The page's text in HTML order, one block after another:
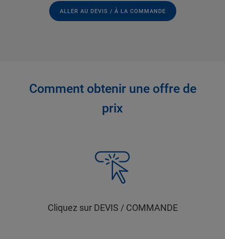
ALLER AU DEVIS / À LA COMMANDE
Comment obtenir une offre de
prix
Cliquez sur DEVIS / COMMANDE